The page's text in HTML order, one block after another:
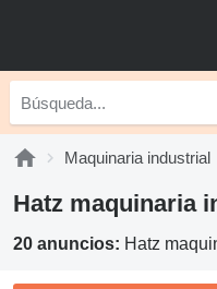
Maquinaria industrial
Hatz maquinaria
20 anuncios: Hatz